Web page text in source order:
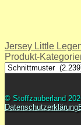
Jersey Little
Produkt-
© Stoffzauberland
Datenschutzerklärung